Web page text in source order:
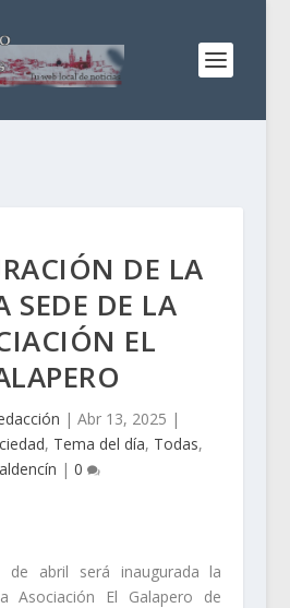
DE LA
SEDE DE LA
EL
| Abr 13, 2025 |
, Tema del día, Todas,
|0
de abril será inaugurada la
Asociación El Galapero de